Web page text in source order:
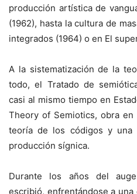
producción artística de
(1962), hasta la cultura de
integrados (1964) o en El
A la sistematización de la
todo, el Tratado de
casi al mismo tiempo en
Theory of Semiotics, obra
teoría de los códigos y una
producción sígnica.
Durante los años del
escribió, enfrentándose a